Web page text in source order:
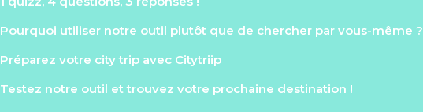
Pourquoi utiliser notre outil plutôt que de chercher par vous-même ?
Préparez votre city trip avec Citytriip
Testez notre outil et trouvez votre prochaine destination !